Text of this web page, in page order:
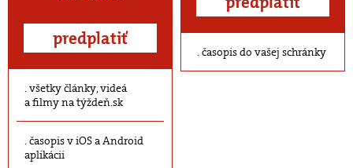
predplatiť
všetky články, videá
a filmy na týždeň.sk
časopis v iOS a Android
aplikácii
časopis do vašej schránky